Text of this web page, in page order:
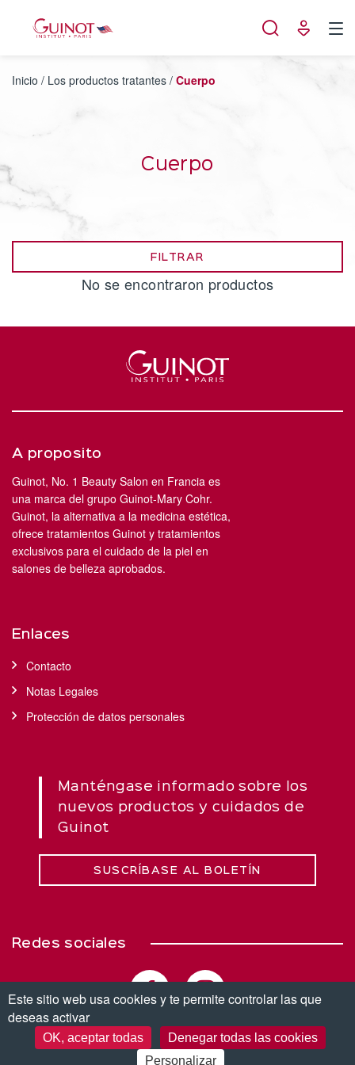
Inicio / Los productos tratantes / Cuerpo
Cuerpo
FILTRAR
No se encontraron productos
A proposito
Guinot, No. 1 Beauty Salon en Francia es
una marca del grupo Guinot-Mary Cohr.
Guinot, la alternativa a la medicina estética,
ofrece tratamientos Guinot y tratamientos
exclusivos para el cuidado de la piel en
salones de belleza aprobados.
Enlaces
Contacto
Notas Legales
Protección de datos personales
Manténgase informado sobre los
nuevos productos y cuidados de
Guinot
SUSCRÍBASE AL BOLETÍN
Redes sociales
© Copyright 2026. Todos los derechos reservados.
Este sitio web usa cookies y te permite controlar las que
deseas activar
OK, aceptar todas
Denegar todas las cookies
Personalizar